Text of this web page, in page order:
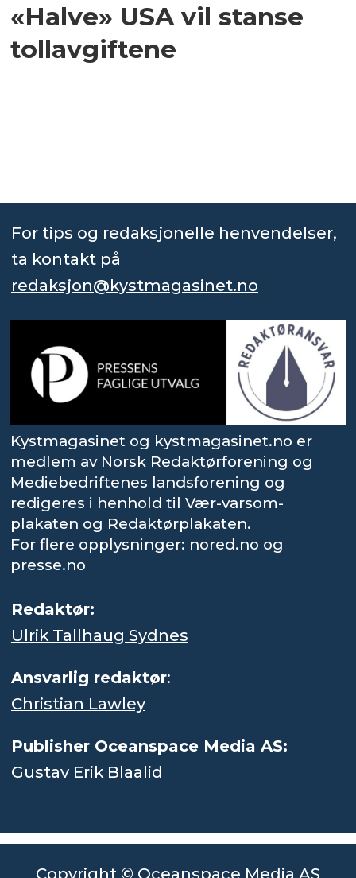
«Halve» USA vil stanse
tollavgiftene
For tips og redaksjonelle henvendelser,
ta kontakt på
redaksjon@kystmagasinet.no
Kystmagasinet og kystmagasinet.no er
medlem av Norsk Redaktørforening og
Mediebedriftenes landsforening og
redigeres i henhold til Vær-varsom-
plakaten og Redaktørplakaten.
For flere opplysninger: nored.no og
presse.no
Redaktør:
Ulrik Tallhaug Sydnes
Ansvarlig redaktør:
Christian Lawley
Publisher Oceanspace Media AS:
Gustav Erik Blaalid
Copyright © Oceanspace Media AS